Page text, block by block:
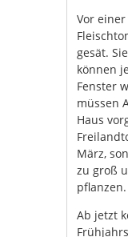
Vor
gesät.
können
Fenster
müssen
Haus
März,
zu groß
pflanzen.
Ab jetzt